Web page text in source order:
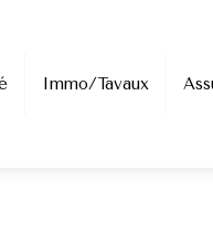
Immo/Tavaux